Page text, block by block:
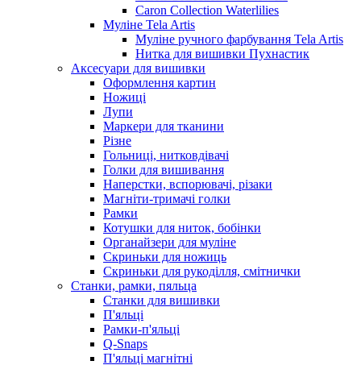
Caron Collection Waterlilies
Муліне Tela Artis
Муліне ручного фарбування Tela Artis
Нитка для вишивки Пухнастик
Аксесуари для вишивки
Оформлення картин
Ножиці
Лупи
Маркери для тканини
Різне
Гольниці, нитковдівачі
Голки для вишивання
Наперстки, вспорювачі, різаки
Магніти-тримачі голки
Рамки
Котушки для ниток, бобінки
Органайзери для муліне
Скриньки для ножиць
Скриньки для рукоділля, смітнички
Станки, рамки, пяльца
Станки для вишивки
П'яльці
Рамки-п'яльці
Q-Snaps
П'яльці магнітні